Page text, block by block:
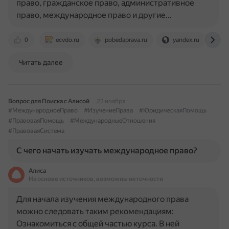
0 ecvdo.ru pobedaprava.ru yandex.ru
право, гражданское право, административное
право, международное право и другие…
Читать далее
Вопрос для Поиска с Алисой
22 ноября
#МеждународноеПраво
#ИзучениеПрава
#ЮридическаяПомощь
#ПравоваяПомощь
#МеждународныеОтношения
#ПравоваяСистема
С чего начать изучать международное право?
Алиса
На основе источников, возможны неточности
Для начала изучения международного права
можно следовать таким рекомендациям:
Ознакомиться с общей частью курса. В ней